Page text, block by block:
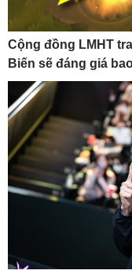
Cộng đồng LMHT
Biến sẽ đáng giá